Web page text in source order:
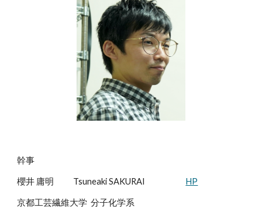
幹事
櫻井 庸明 Tsuneaki SAKURAI HP
京都工芸繊維大学 分子化学系